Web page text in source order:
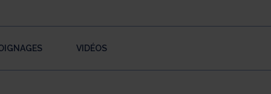
VIDÉOS